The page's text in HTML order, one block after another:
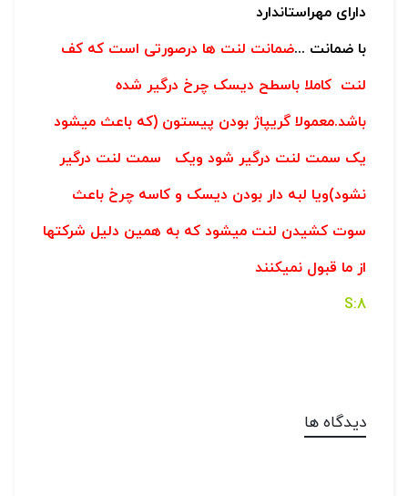
دارای مهراستاندارد
با ضمانت ...ضمانت لنت ها درصورتی است که کف
لنت کاملا باسطح دیسک چرخ درگیر شده
باشد.معمولا گریپاژ بودن پیستون (که باعث میشود
یک سمت لنت درگیر شود ویک سمت لنت درگیر
نشود)ویا لبه دار بودن دیسک و کاسه چرخ باعث
سوت کشیدن لنت میشود که به همین دلیل شرکتها
از ما قبول نمیکنند
8:S
دیدگاه ها